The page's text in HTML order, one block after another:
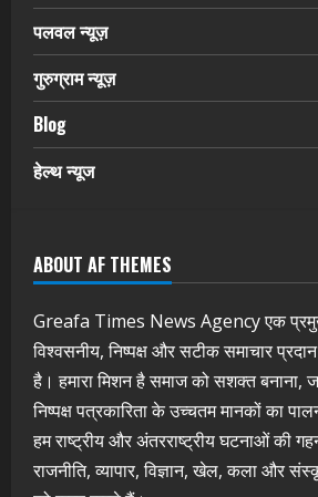
पलवल न्यूज़
गुरुग्राम न्यूज़
Blog
हेल्थ न्यूज
ABOUT AF THEMES
Greafa Times News Agency एक
विश्वसनीय, निष्पक्ष और सटीक समाचार
है। हमारा मिशन है समाज को सशक्त बनाना,
निष्पक्ष पत्रकारिता के उच्चतम मानकों का
हम राष्ट्रीय और अंतरराष्ट्रीय घटनाओं की
राजनीति, व्यापार, विज्ञान, खेल, कला और